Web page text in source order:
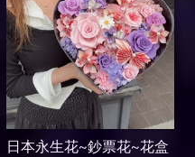
日本永生花~鈔票花~花盒